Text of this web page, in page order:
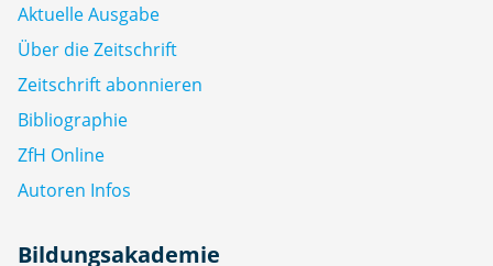
Aktuelle Ausgabe
Über die Zeitschrift
Zeitschrift abonnieren
Bibliographie
ZfH Online
Autoren Infos
Bildungsakademie